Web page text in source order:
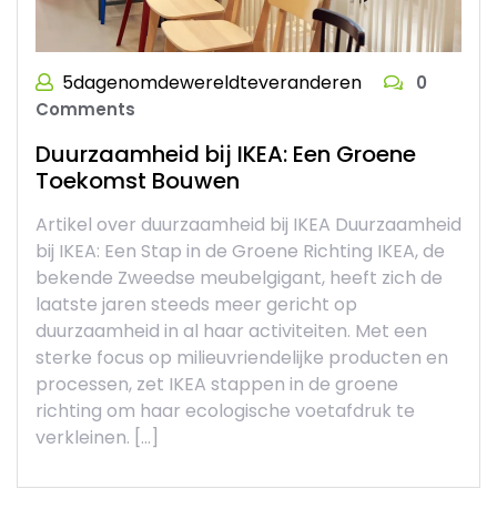
5dagenomdewereldteveranderen
0
Comments
Duurzaamheid bij IKEA: Een Groene
Toekomst Bouwen
Artikel over duurzaamheid bij IKEA Duurzaamheid
bij IKEA: Een Stap in de Groene Richting IKEA, de
bekende Zweedse meubelgigant, heeft zich de
laatste jaren steeds meer gericht op
duurzaamheid in al haar activiteiten. Met een
sterke focus op milieuvriendelijke producten en
processen, zet IKEA stappen in de groene
richting om haar ecologische voetafdruk te
verkleinen. […]